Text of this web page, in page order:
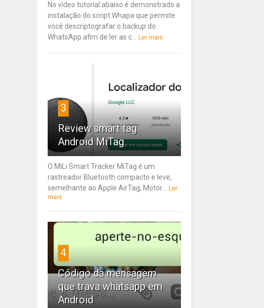
No vídeo tutorial abaixo é demonstrado a
instalação do script Whapa que permite
você descriptografar o backup do
WhatsApp afim de ler as c...
Ler mais
3
Review smart tag
Android MiTag
O MiLi Smart Tracker MiTag é um
rastreador Bluetooth compacto e leve,
semelhante ao Apple AirTag, Motor...
Ler
mais
4
Código da mensagem
que trava whatsapp em
Android